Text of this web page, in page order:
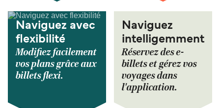
Naviguez avec
flexibilité
Modifiez facilement
vos plans grâce aux
billets flexi.
Naviguez
intelligemment
Réservez des e-
billets et gérez vos
voyages dans
l'application.